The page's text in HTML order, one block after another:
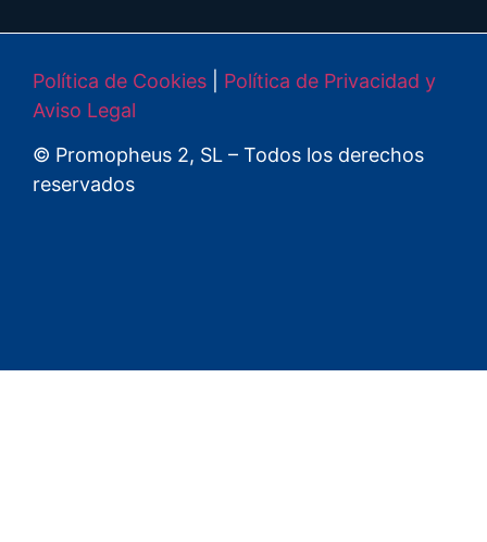
Política de Cookies
Política de Privacidad y
Aviso Legal
© Promopheus 2, SL – Todos los derechos
reservados